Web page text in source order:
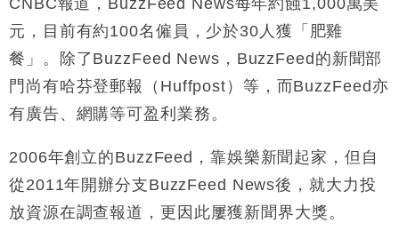
CNBC報道，BuzzFeed News每年約蝕1,000萬美
元，目前有約100名僱員，少於30人獲「肥雞
餐」。除了BuzzFeed News，BuzzFeed的新聞部
門尚有哈芬登郵報（Huffpost）等，而BuzzFeed亦
有廣告、網購等可盈利業務。
2006年創立的BuzzFeed，靠娛樂新聞起家，但自
從2011年開辦分支BuzzFeed News後，就大力投
放資源在調查報道，更因此屢獲新聞界大獎。